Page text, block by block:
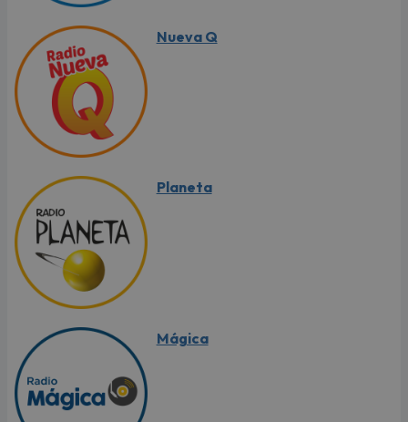
Nueva Q
Planeta
Mágica